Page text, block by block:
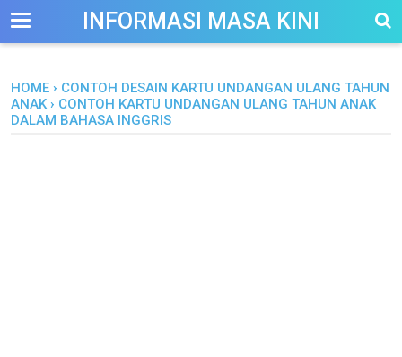
--> INFORMASI MASA KINI
HOME › CONTOH DESAIN KARTU UNDANGAN ULANG TAHUN
ANAK › CONTOH KARTU UNDANGAN ULANG TAHUN ANAK
DALAM BAHASA INGGRIS